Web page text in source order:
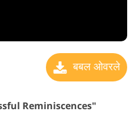
बबल ओवरले
Reminiscences"